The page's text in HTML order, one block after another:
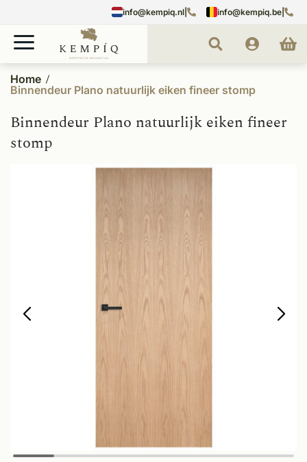
info@kempiq.nl info@kempiq.be
Home
Binnendeur Plano natuurlijk eiken fineer stomp
Binnendeur Plano natuurlijk eiken fineer
stomp